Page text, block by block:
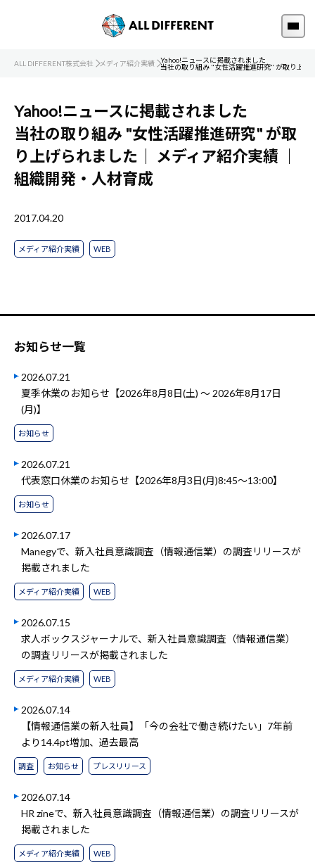
ALL DIFFERENT株式会社 メディア紹介実績
Yahoo!ニュースに掲載されました
当社の取り組み "女性活躍推進研究" が取り上げ
Yahoo!ニュースに掲載されました
当社の取り組み "女性活躍推進研究" が取
り上げられました｜ メディア紹介実績
組織開発・人材育成
2017.04.20
メディア紹介実績 WEB
お知らせ一覧
2026.07.21
夏季休業のお知らせ【2026年8月8日(土) ～ 2026年8月17日
(月)】
お知らせ
2026.07.21
代表窓口休業のお知らせ【2026年8月3日(月)8:45～13:00】
お知らせ
2026.07.17
Manegyで、新入社員意識調査（情報通信業）の調査リリースが
掲載されました
メディア紹介実績 WEB
2026.07.15
求人ボックスジャーナルで、新入社員意識調査（情報通信業）
の調査リリースが掲載されました
メディア紹介実績 WEB
2026.07.14
【情報通信業の新入社員】「今の会社で働き続けたい」7年前
より14.4pt増加、過去最高
調査 お知らせ プレスリリース
2026.07.14
HR zineで、新入社員意識調査（情報通信業）の調査リリースが
掲載されました
メディア紹介実績 WEB